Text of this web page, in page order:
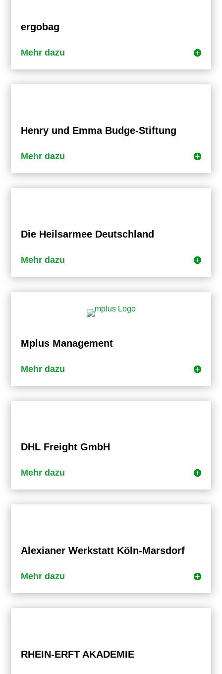
ergobag
Mehr dazu
Henry und Emma Budge-Stiftung
Mehr dazu
Die Heilsarmee Deutschland
Mehr dazu
Mplus Management
Mehr dazu
DHL Freight GmbH
Mehr dazu
Alexianer Werkstatt Köln-Marsdorf
Mehr dazu
RHEIN-ERFT AKADEMIE